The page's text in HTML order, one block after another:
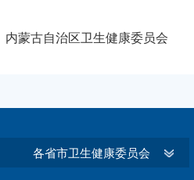
内蒙古自治区卫生健康委员会
各省市卫生健康委员会